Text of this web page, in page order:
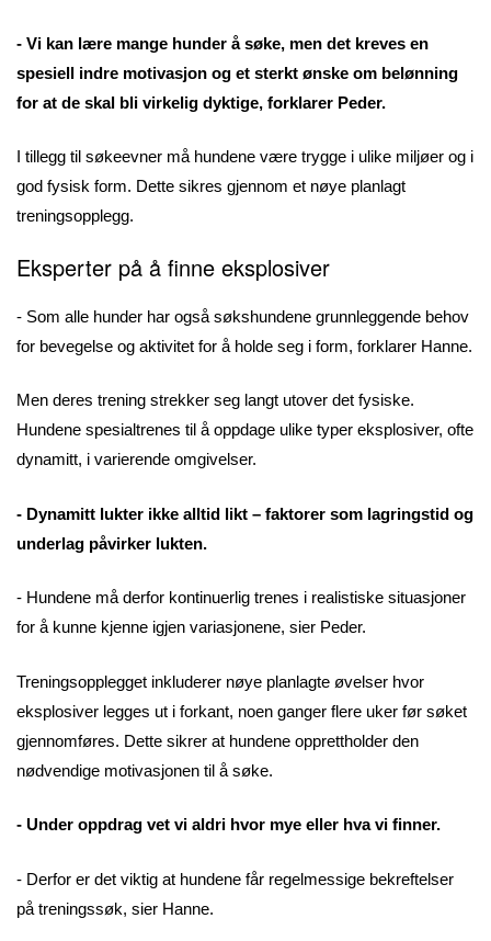
- Vi kan lære mange hunder å søke, men det kreves en
spesiell indre motivasjon og et sterkt ønske om belønning
for at de skal bli virkelig dyktige, forklarer Peder.
I tillegg til søkeevner må hundene være trygge i ulike miljøer og i
god fysisk form. Dette sikres gjennom et nøye planlagt
treningsopplegg.
Eksperter på å finne eksplosiver
- Som alle hunder har også søkshundene grunnleggende behov
for bevegelse og aktivitet for å holde seg i form, forklarer Hanne.
Men deres trening strekker seg langt utover det fysiske.
Hundene spesialtrenes til å oppdage ulike typer eksplosiver, ofte
dynamitt, i varierende omgivelser.
- Dynamitt lukter ikke alltid likt – faktorer som lagringstid og
underlag påvirker lukten.
- Hundene må derfor kontinuerlig trenes i realistiske situasjoner
for å kunne kjenne igjen variasjonene, sier Peder.
Treningsopplegget inkluderer nøye planlagte øvelser hvor
eksplosiver legges ut i forkant, noen ganger flere uker før søket
gjennomføres. Dette sikrer at hundene opprettholder den
nødvendige motivasjonen til å søke.
- Under oppdrag vet vi aldri hvor mye eller hva vi finner.
- Derfor er det viktig at hundene får regelmessige bekreftelser
på treningssøk, sier Hanne.